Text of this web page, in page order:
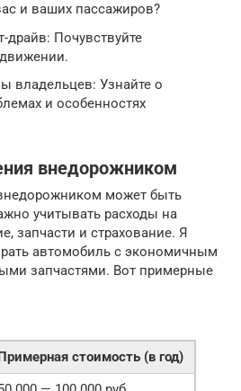
и ваших пассажиров?
драйв: Почувствуйте
владельцев: Узнайте о
и особенностях
внедорожником
может быть
учитывать расходы на
запчасти и страхование. Я
автомобиль с экономичным
запчастями. Вот примерные
Примерная стоимость (в год)